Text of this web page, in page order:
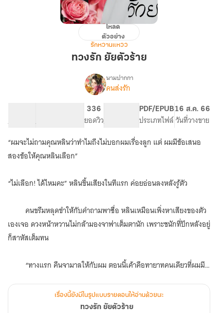
โหลด
ตัวอย่าง
รักหวานแหวว
ทวงรัก ยัยตัวร้าย
เรื่อง
นามปากกา
คนส่งรัก
จำนวนคำ จำนวนหน้า (A5)
336
ยอดวิวระดับเนื้อหา
PDF/EPUB
ประเภทไฟล์
16 ส.ค. 66
วันที่วางขาย
“ผมจะไม่ถามคุณหลินว่าทำไมถึงไม่บอกผมเรื่องลูก แต่ ผมมีข้อเสนอ
สองข้อให้คุณหลินเลือก”
“ไม่เลือก! ได้ไหมคะ” หลินขึ้นเสียงในทีแรก ค่อยอ่อนลงหลังรู้ตัว
คนขรึมหลุดขำให้กับคำถามพาซื่อ หลินเหมือนเพิ่งหาเสียงของตัว
เองเจอ ดวงหน้าหวานไม่กล้ามองจาฟาเต็มตานัก เพราะชนักที่ปักหลังอยู่
ก็สาหัสเต็มทน
“ทางแรก คืนจามาลให้กับผม ตอนนี้เค้าคือทายาทคนเดียวที่ผมมี
อีกฝ่ายทนไม่ไหว จนต้องออกปากถามน้ำเสียงขุ่น
เรื่องนี้ยังมีในรูปแบบรายตอนให้อ่านด้วยนะ
ทวงรัก ยัยตัวร้าย